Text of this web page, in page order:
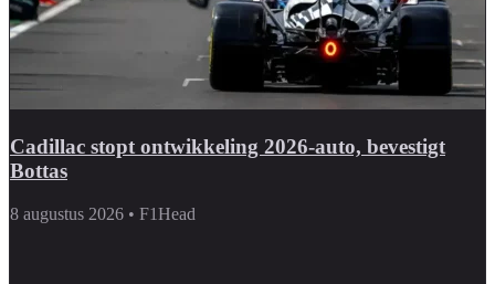
Cadillac stopt ontwikkeling 2026-auto, bevestigt
Bottas
8 augustus 2026 • F1Head